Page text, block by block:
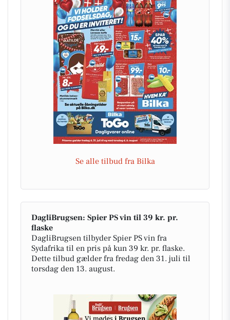
Se alle tilbud fra Bilka
DagliBrugsen: Spier PS vin til 39 kr. pr.
flaske
DagliBrugsen tilbyder Spier PS vin fra
Sydafrika til en pris på kun 39 kr. pr. flaske.
Dette tilbud gælder fra fredag den 31. juli til
torsdag den 13. august.